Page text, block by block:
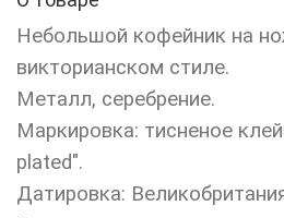
Небольшой кофейник на
викторианском стиле.
Металл, серебрение.
Маркировка: тисненое
plated".
Датировка: